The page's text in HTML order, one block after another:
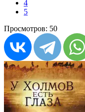
4
5
Просмотров: 50